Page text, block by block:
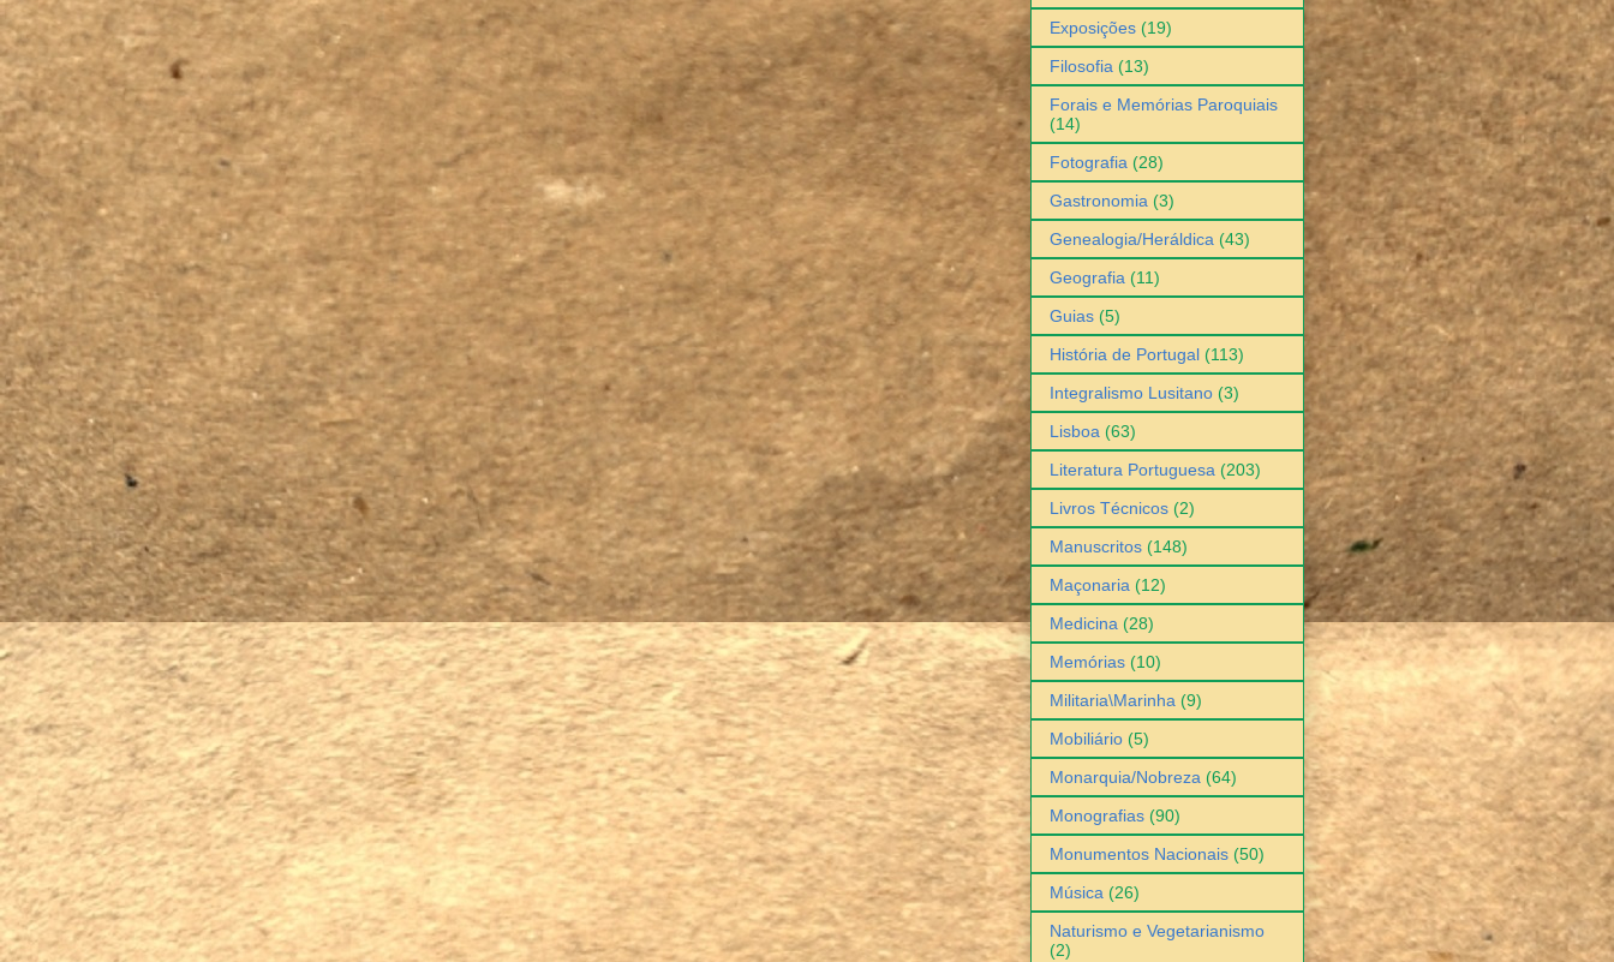
Exposições (19)
Filosofia (13)
Forais e Memórias Paroquiais
(14)
Fotografia (28)
Gastronomia (3)
Genealogia/Heráldica (43)
Geografia (11)
Guias (5)
História de Portugal (113)
Integralismo Lusitano (3)
Lisboa (63)
Literatura Portuguesa (203)
Livros Técnicos (2)
Manuscritos (148)
Maçonaria (12)
Medicina (28)
Memórias (10)
Militaria\Marinha (9)
Mobiliário (5)
Monarquia/Nobreza (64)
Monografias (90)
Monumentos Nacionais (50)
Música (26)
Naturismo e Vegetarianismo
(2)